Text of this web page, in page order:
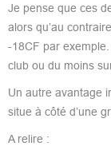
Je pense que ces
alors qu’au
-18CF par
club ou du moins
Un autre avantage
situe à côté d’une
A relire :